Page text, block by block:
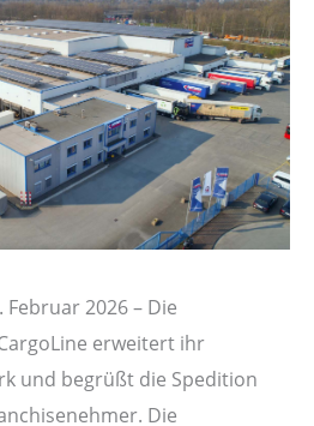
2026 – Die
erweitert ihr
und begrüßt die Spedition
Die